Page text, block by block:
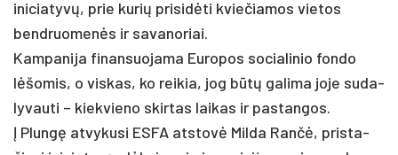
ini­cia­tyvų, prie ku­rių pri­si­dėti kvie­čia­mos vie­tos
bend­ruo­menės ir sa­va­no­riai.
Kam­pa­ni­ja fi­nan­suo­ja­ma Eu­ro­pos so­cia­li­nio fon­do
lėšo­mis, o vis­kas, ko rei­kia, jog būtų ga­li­ma jo­je su­da­
ly­vau­ti – kiek­vie­no skir­tas lai­kas ir pa­stan­gos.
Į Plungę at­vy­ku­si ES­FA at­stovė Mil­da Rančė, pri­sta­